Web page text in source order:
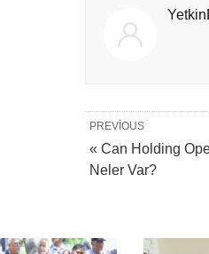
PREVIOUS
« Can Holding
Neler Var?